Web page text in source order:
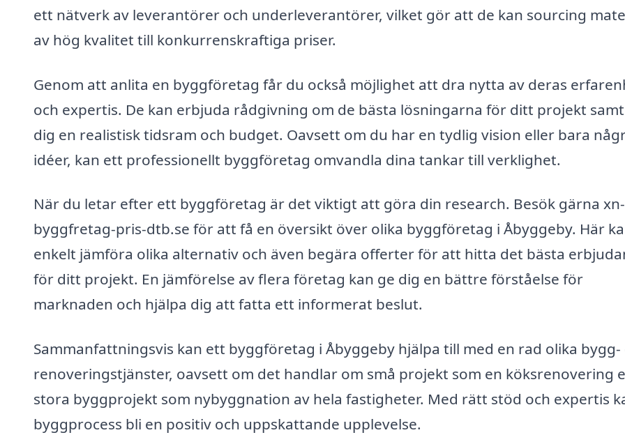
ett nätverk av leverantörer och underleverantörer, vilket gör att de kan sourcing
av hög kvalitet till konkurrenskraftiga priser.
Genom att anlita en byggföretag får du också möjlighet att dra nytta av deras
och expertis. De kan erbjuda rådgivning om de bästa lösningarna för ditt projekt
dig en realistisk tidsram och budget. Oavsett om du har en tydlig vision eller bara
idéer, kan ett professionellt byggföretag omvandla dina tankar till verklighet.
När du letar efter ett byggföretag är det viktigt att göra din research. Besök gärna
byggfretag-pris-dtb.se för att få en översikt över olika byggföretag i Åbyggeby. Här
enkelt jämföra olika alternativ och även begära offerter för att hitta det bästa
för ditt projekt. En jämförelse av flera företag kan ge dig en bättre förståelse för
marknaden och hjälpa dig att fatta ett informerat beslut.
Sammanfattningsvis kan ett byggföretag i Åbyggeby hjälpa till med en rad olika bygg-
renoveringstjänster, oavsett om det handlar om små projekt som en köksrenovering
stora byggprojekt som nybyggnation av hela fastigheter. Med rätt stöd och expertis
byggprocess bli en positiv och uppskattande upplevelse.